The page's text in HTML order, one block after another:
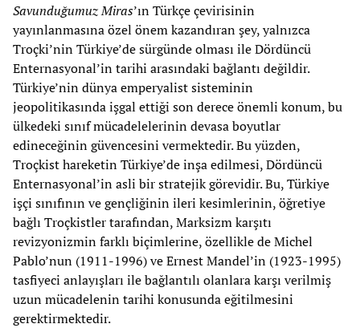
Savunduğumuz Miras’ın Türkçe çevirisinin
yayınlanmasına özel önem kazandıran şey, yalnızca
Troçki’nin Türkiye’de sürgünde olması ile Dördüncü
Enternasyonal’in tarihi arasındaki bağlantı değildir.
Türkiye’nin dünya emperyalist sisteminin
jeopolitikasında işgal ettiği son derece önemli konum, bu
ülkedeki sınıf mücadelelerinin devasa boyutlar
edineceğinin güvencesini vermektedir. Bu yüzden,
Troçkist hareketin Türkiye’de inşa edilmesi, Dördüncü
Enternasyonal’in asli bir stratejik görevidir. Bu, Türkiye
işçi sınıfının ve gençliğinin ileri kesimlerinin, öğretiye
bağlı Troçkistler tarafından, Marksizm karşıtı
revizyonizmin farklı biçimlerine, özellikle de Michel
Pablo’nun (1911-1996) ve Ernest Mandel’in (1923-1995)
tasfiyeci anlayışları ile bağlantılı olanlara karşı verilmiş
uzun mücadelenin tarihi konusunda eğitilmesini
gerektirmektedir.